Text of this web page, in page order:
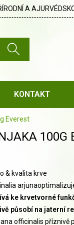
A
KONTAKT
Everest
100G
& kvalita krve
arjuna
ke krvetvorné
působí na jaterní
officinalis příznivě